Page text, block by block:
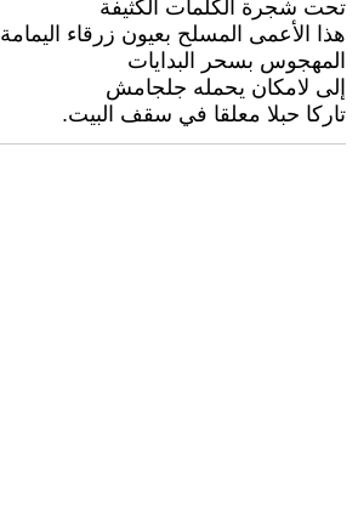
تحت شجرة الكلمات الكثيفة
هذا الأعمى المسلح بعيون زرقاء اليمامة
المهجوس بسحر البدايات
إلى لامكان يحمله جلجامش
تاركا حبلا معلقا في سقف البيت.